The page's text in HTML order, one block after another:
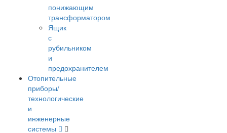
понижающим
трансформатором
Ящик
с
рубильником
и
предохранителем
Отопительные
приборы/
технологические
и
инженерные
системы